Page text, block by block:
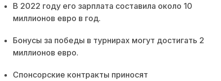
В 2022 году его зарплата составила около 10
миллионов евро в год.
Бонусы за победы в турнирах могут достигать 2
миллионов евро.
Спонсорские контракты приносят